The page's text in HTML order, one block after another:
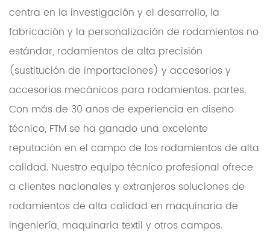
centra en la investigación y el desarrollo, la
fabricación y la personalización de rodamientos no
estándar, rodamientos de alta precisión
(sustitución de importaciones) y accesorios y
accesorios mecánicos para rodamientos. partes.
Con más de 30 años de experiencia en diseño
técnico, FTM se ha ganado una excelente
reputación en el campo de los rodamientos de alta
calidad. Nuestro equipo técnico profesional ofrece
a clientes nacionales y extranjeros soluciones de
rodamientos de alta calidad en maquinaria de
ingeniería, maquinaria textil y otros campos.